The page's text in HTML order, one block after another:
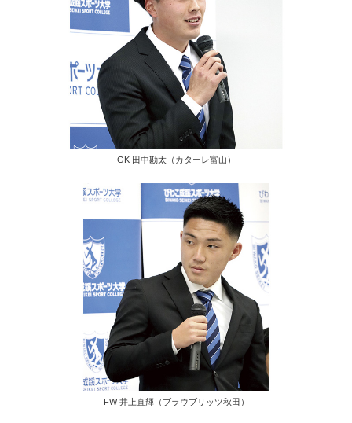
GK 田中勘太（カターレ富山）
FW 井上直輝（ブラウブリッツ秋田）